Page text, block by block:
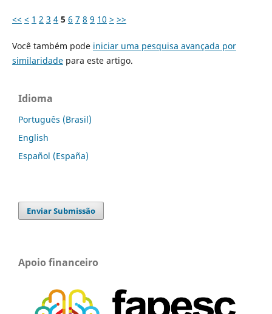
<< < 1 2 3 4 5 6 7 8 9 10 > >>
Você também pode iniciar uma pesquisa avançada por
similaridadepara este artigo.
Idioma
Português (Brasil)
English
Español (España)
Enviar Submissão
Apoio financeiro